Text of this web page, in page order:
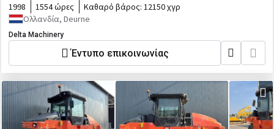
1998 1554 ώρες Καθαρό βάρος: 12150 χγρ
Ολλανδία, Deurne
Delta Machinery
Έντυπο επικοινωνίας